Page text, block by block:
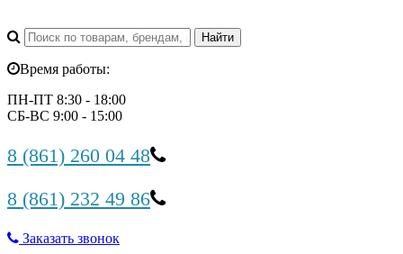
Время работы:
ПН-ПТ 8:30 - 18:00
СБ-ВС 9:00 - 15:00
8 (861) 260 04 48
8 (861) 232 49 86
Заказать звонок